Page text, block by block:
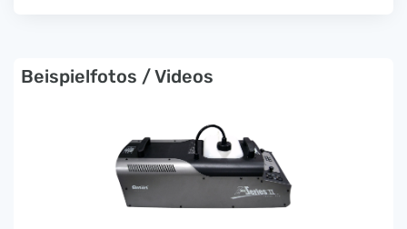
Beispielfotos / Videos